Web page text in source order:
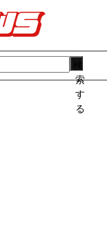
索
す
る